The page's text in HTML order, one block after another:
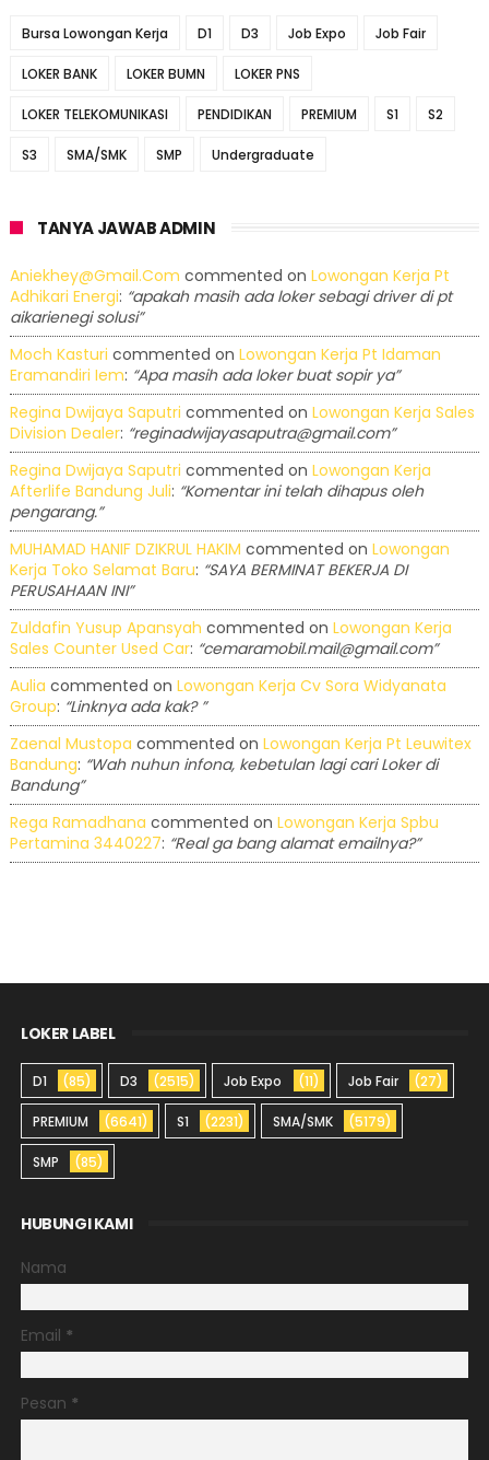
Bursa Lowongan Kerja D1 D3 Job Expo Job Fair
LOKER BANK LOKER BUMN LOKER PNS
LOKER TELEKOMUNIKASI PENDIDIKAN PREMIUM S1 S2
S3 SMA/SMK SMP Undergraduate
TANYA JAWAB ADMIN
Aniekhey@gmail.com commented on Lowongan Kerja Pt
Adhikari Energi: “apakah masih ada loker sebagi driver di pt
aikarienegi solusi”
Moch Kasturi commented on Lowongan Kerja Pt Idaman
Eramandiri Iem: “Apa masih ada loker buat sopir ya”
Regina Dwijaya Saputri commented on Lowongan Kerja Sales
Division Dealer: “reginadwijayasaputra@gmail.com”
Regina Dwijaya Saputri commented on Lowongan Kerja
Afterlife Bandung Juli: “Komentar ini telah dihapus oleh
pengarang.”
MUHAMAD HANIF DZIKRUL HAKIM commented on Lowongan
Kerja Toko Selamat Baru: “SAYA BERMINAT BEKERJA DI
PERUSAHAAN INI”
Zuldafin Yusup Apansyah commented on Lowongan Kerja
Sales Counter Used Car: “cemaramobil.mail@gmail.com”
Aulia commented on Lowongan Kerja Cv Sora Widyanata
Group: “Linknya ada kak? ”
Zaenal Mustopa commented on Lowongan Kerja Pt Leuwitex
Bandung: “Wah nuhun infona, kebetulan lagi cari Loker di
Bandung”
Rega Ramadhana commented on Lowongan Kerja Spbu
Pertamina 3440227: “Real ga bang alamat emailnya?”
LOKER LABEL
D1 (85) D3 (2515) Job Expo (11) Job Fair (27)
PREMIUM (6641) S1 (2231) SMA/SMK (5179)
SMP (85)
HUBUNGI KAMI
Nama
Email *
Pesan *